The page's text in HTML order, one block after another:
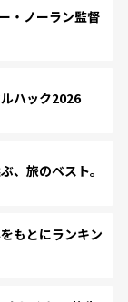
・ノーラン監督
ハック2026
、旅のベスト。
もとにランキン